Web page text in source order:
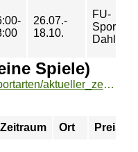
26.07.-
18.10.
FU-
Dahlem
Spiele)
https://zeh2.zeh.hu-berlin.de/sportarten/aktueller_zeitraum/_Brennball__und__Co__Kleine_Spiele_.html
Zeitraum Ort Preis